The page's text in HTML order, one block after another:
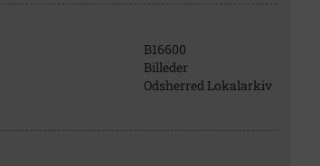
B16600
Billeder
Odsherred Lokalarkiv